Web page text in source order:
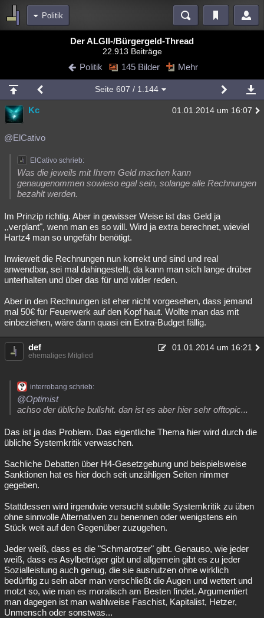
Politik
Diskussionen Blogs Videos
Chat Wiki Neuigkeiten
meine Rubriken
Menschen Mystery Kriminalfälle
Spiritualität
Natur Umfragen
weitere Rubriken
Philosophie Träume
Astronomie Helpdesk Gruppen Gaming Filme
Musik Clash Verbesserungen
Übersichten
Besucht Teilgenommen Alle Neue Geschlossen
Lesenswert Schlüsselwörter
Der ALGII-/Bürgergeld-Thread
22.913 Beiträge
Politik 145 Bilder Mehr
Seite 607 / 1.144
Kc 01.01.2014 um 16:07
@ElCativo
ElCativo schrieb:
Was die jeweils mit Ihrem Geld machen kann
genaugenommen sowieso egal sein, solange alle Rechnungen
bezahlt werden.
Im Prinzip richtig. Aber in gewisser Weise ist das Geld ja
,,verplant", wenn man es so will. Wird ja extra berechnet, wieviel
Hartz4 man so ungefähr benötigt.
Inwieweit die Rechnungen nun korrekt und sind und real
anwendbar, sei mal dahingestellt, da kann man sich lange drüber
unterhalten und über das für und wider reden.
Aber in den Rechnungen ist eher nicht vorgesehen, dass jemand
mal 50€ für Feuerwerk auf den Kopf haut. Wollte man das mit
einbeziehen, wäre dann quasi ein Extra-Budget fällig.
def 01.01.2014 um 16:21
ehemaliges Mitglied
interrobang schrieb:
@Optimist
achso der übliche bullshit. dan ist es aber hier sehr offtopic...
Das ist ja das Problem. Das eigentliche Thema hier wird durch die
übliche Systemkritik verwaschen.
Sachliche Debatten über H4-Gesetzgebung und beispielsweise
Sanktionen hat es hier doch seit unzähligen Seiten nimmer
gegeben.
Stattdessen wird irgendwie versucht subtile Systemkritik zu üben
ohne sinnvolle Alternativen zu benennen oder wenigstens ein
Stück weit auf den Gegenüber zuzugehen.
Jeder weiß, dass es die "Schmarotzer" gibt. Genauso, wie jeder
weiß, dass es Asylbetrüger gibt und allgemein gibt es zu jeder
Sozialleistung auch genug, die sie ausnutzen ohne wirklich
bedürftig zu sein aber man verschließt die Augen und wettert und
motzt so, wie man es moralisch am Besten findet. Argumentiert
man dagegen ist man wahlweise Faschist, Kapitalist, Hetzer,
Unmensch oder sonstwas...